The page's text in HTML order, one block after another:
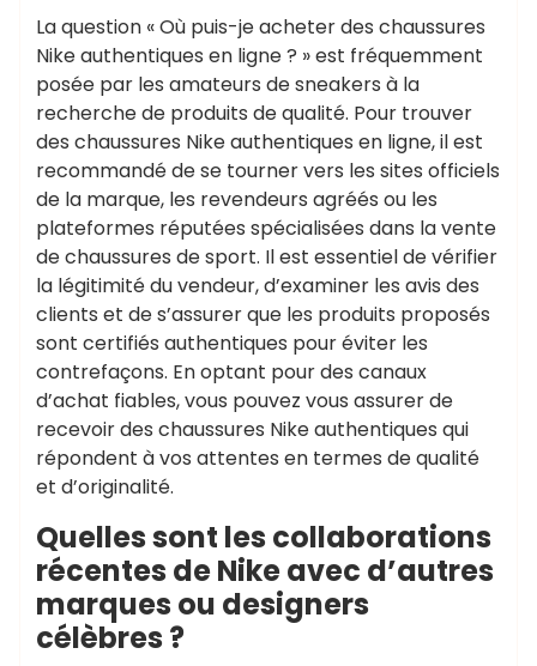
La question « Où puis-je acheter des chaussures
Nike authentiques en ligne ? » est fréquemment
posée par les amateurs de sneakers à la
recherche de produits de qualité. Pour trouver
des chaussures Nike authentiques en ligne, il est
recommandé de se tourner vers les sites officiels
de la marque, les revendeurs agréés ou les
plateformes réputées spécialisées dans la vente
de chaussures de sport. Il est essentiel de vérifier
la légitimité du vendeur, d’examiner les avis des
clients et de s’assurer que les produits proposés
sont certifiés authentiques pour éviter les
contrefaçons. En optant pour des canaux
d’achat fiables, vous pouvez vous assurer de
recevoir des chaussures Nike authentiques qui
répondent à vos attentes en termes de qualité
et d’originalité.
Quelles sont les collaborations
récentes de Nike avec d’autres
marques ou designers
célèbres ?